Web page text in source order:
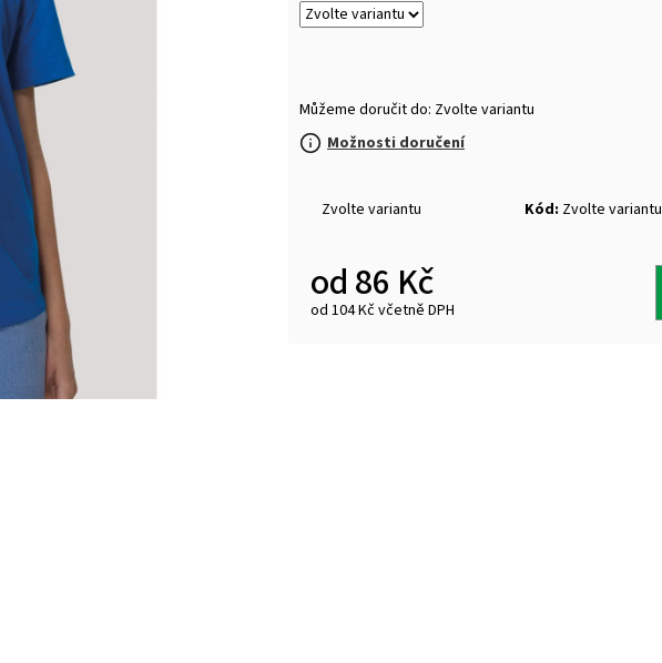
Můžeme doručit do: Zvolte variantu
Možnosti doručení
Zvolte variantu Kód: Zvolte variantu
od86 Kč
od 104 Kčvčetně DPH
160 G, 100% BAVLNA, SILIKONOVÁ ÚPRAVA
92 Kč
32 Kč